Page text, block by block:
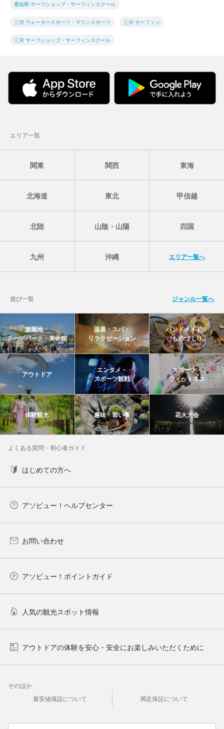
愛知県 サーフショップ・サーフィンスクール
三河 ウォータースポーツ・マリンスポーツ 三河 サーフィン
三河 サーフショップ・サーフィンスクール
エリア一覧
関東 関西 東海
北海道 東北 甲信越
北陸 山陰・山陽 四国
九州 沖縄 エリア一覧へ
遊び一覧 ジャンル一覧へ
遊園地・
テーマパーク・美術館
温泉・スパ・
リラクゼーション
ハンドメイド・
ものづくり
アウトドア
エンタメ・
スポーツ観戦
スポーツ・
フィットネス
体験観光 趣味・習い事 花火大会
よくある質問・初心者ガイド
はじめての方へ
アソビュー！ヘルプセンター
お問い合わせ
アソビュー！ポイントガイド
人気の観光スポット情報
アウトドアの体験を安心・安全にお楽しみいただくために
そのほか
最安値保証について
満足保証について